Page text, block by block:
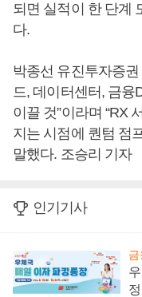
되면 실적이 한 단계
다.
박종선 유진투자증
드, 데이터센터, 금융
이끌 것”이라며 “RX
지는 시점에 퀀텀 점
말했다. 조승리 기자
인기기사
금